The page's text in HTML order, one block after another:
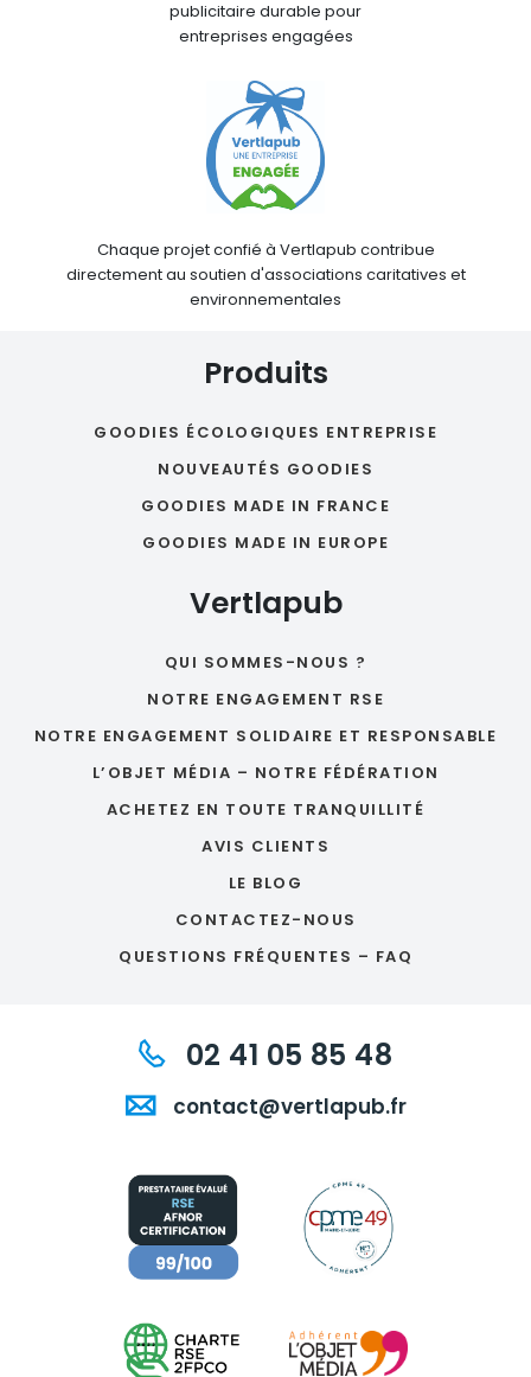
publicitaire durable pour
entreprises engagées
Chaque projet confié à Vertlapub contribue
directement au soutien d'associations caritatives et
environnementales
Produits
GOODIES ÉCOLOGIQUES ENTREPRISE
NOUVEAUTÉS GOODIES
GOODIES MADE IN FRANCE
GOODIES MADE IN EUROPE
Vertlapub
QUI SOMMES-NOUS ?
NOTRE ENGAGEMENT RSE
NOTRE ENGAGEMENT SOLIDAIRE ET RESPONSABLE
L’OBJET MÉDIA – NOTRE FÉDÉRATION
ACHETEZ EN TOUTE TRANQUILLITÉ
AVIS CLIENTS
LE BLOG
CONTACTEZ-NOUS
QUESTIONS FRÉQUENTES – FAQ
02 41 05 85 48
contact@vertlapub.fr